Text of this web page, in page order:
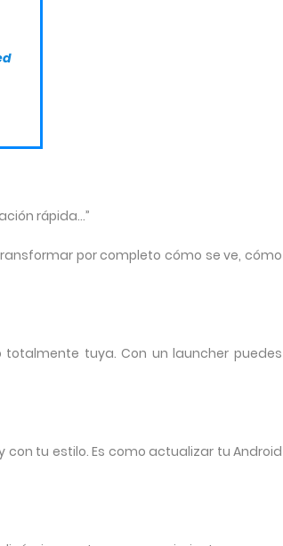
rápida…”
por completo cómo se ve, cómo
tuya. Con un launcher puedes
tu estilo. Es como actualizar tu Android